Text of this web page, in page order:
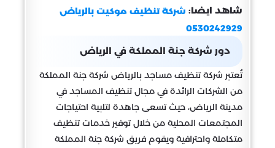
شاهد ايضا: شركة تنظيف موكيت بالرياض
0530242929
دور شركة جنة المملكة في الرياض
تُعتبر شركة تنظيف مساجد بالرياض شركة جنة المملكة
من الشركات الرائدة في مجال تنظيف المساجد في
مدينة الرياض، حيث تسعى جاهدة لتلبية احتياجات
المجتمعات المحلية من خلال توفير خدمات تنظيف
متكاملة واحترافية ويقوم فريق شركة جنة المملكة